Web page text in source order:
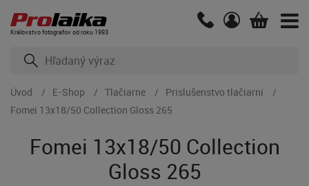
Kráľovstvo fotografov od roku 1993
Úvod E-Shop Tlačiarne
Príslušenstvo tlačiarní
Fomei 13x18/50 Collection Gloss 265
Fomei 13x18/50 Collection
Gloss 265